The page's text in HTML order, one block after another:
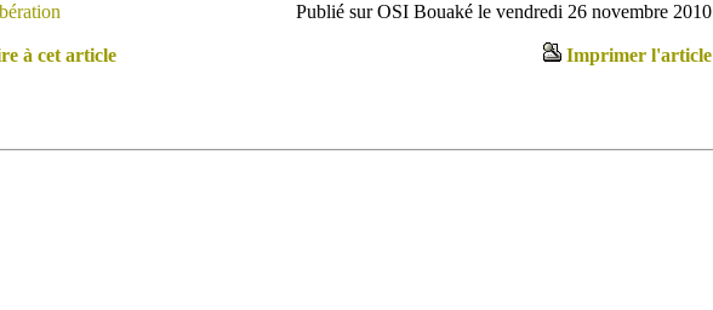
Publié sur OSI Bouaké le vendredi 26 novembre 2010
à cet article Imprimer l'article